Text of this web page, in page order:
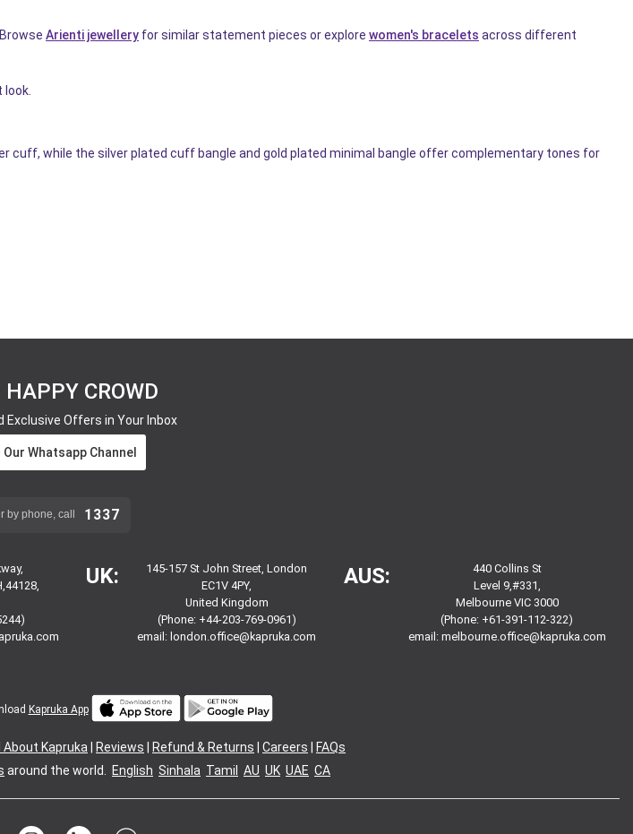
Arienti jewellery for similar statement pieces or explore women's bracelets across different
while the silver plated cuff bangle and gold plated minimal bangle offer complementary tones for
CROWD
Exclusive Offers in Your Inbox
Whatsapp Channel
by phone, call 1337
UK:
145-157 St John Street, London
EC1V 4PY,
United Kingdom
(Phone: +44-203-769-0961)
email: london.office@kapruka.com
AUS:
440 Collins St
Level 9,#331,
Melbourne VIC 3000
(Phone: +61-391-112-322)
email: melbourne.office@kapruka.com
Kapruka App
About Kapruka Reviews Refund & Returns Careers
FAQs
around the world. English Sinhala Tamil AU UK UAE CA